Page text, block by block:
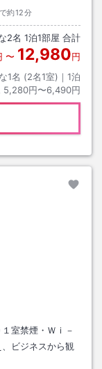
約12分
2名 1泊1部屋 合計
〜 12,980円
1名 (2名1室)｜ 1泊
5,280円〜6,490円
室禁煙・Ｗｉ－
ビジネスから観